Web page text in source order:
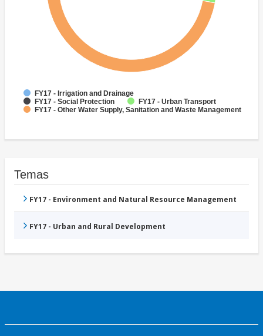
FY17 - Irrigation and Drainage
FY17 - Social Protection
FY17 - Urban Transport
FY17 - Other Water Supply, Sanitation and Waste Management
Temas
FY17 - Environment and Natural Resource Management
FY17 - Urban and Rural Development